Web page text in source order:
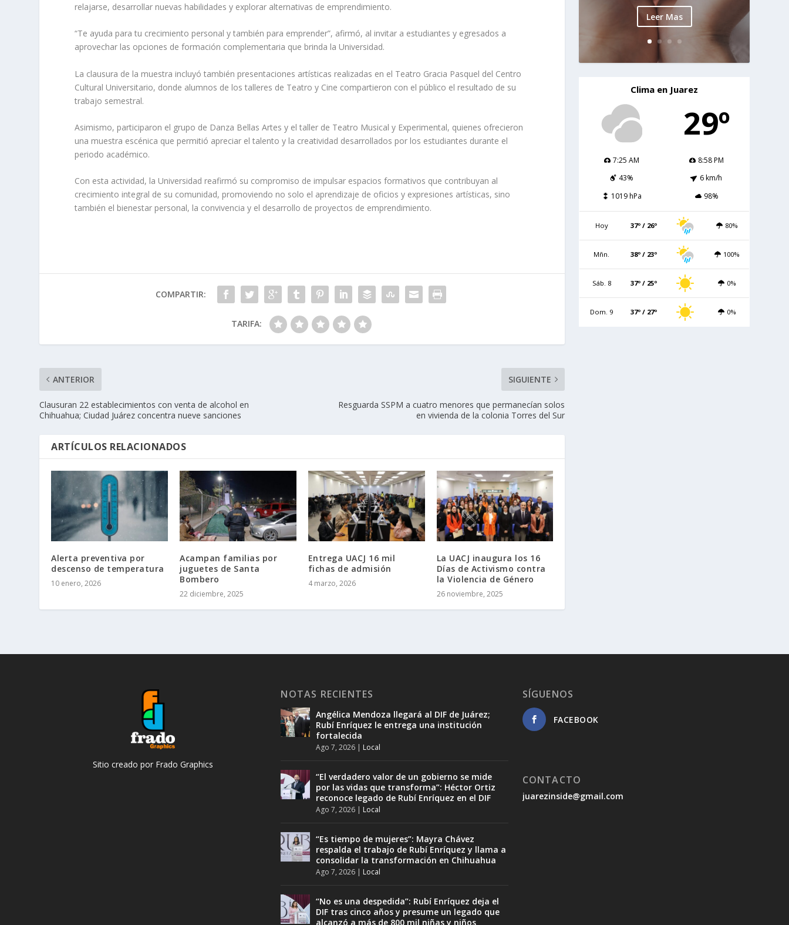
relajarse, desarrollar nuevas habilidades y explorar alternativas de emprendimiento.
“Te ayuda para tu crecimiento personal y también para emprender”, afirmó, al invitar a estudiantes y egresados a
aprovechar las opciones de formación complementaria que brinda la Universidad.
La clausura de la muestra incluyó también presentaciones artísticas realizadas en el Teatro Gracia Pasquel del Centro
Cultural Universitario, donde alumnos de los talleres de Teatro y Cine compartieron con el público el resultado de su
trabajo semestral.
Asimismo, participaron el grupo de Danza Bellas Artes y el taller de Teatro Musical y Experimental, quienes ofrecieron
una muestra escénica que permitió apreciar el talento y la creatividad desarrollados por los estudiantes durante el
periodo académico.
Con esta actividad, la Universidad reafirmó su compromiso de impulsar espacios formativos que contribuyan al
crecimiento integral de su comunidad, promoviendo no solo el aprendizaje de oficios y expresiones artísticas, sino
también el bienestar personal, la convivencia y el desarrollo de proyectos de emprendimiento.
COMPARTIR:
TARIFA:
ANTERIOR
Clausuran 22 establecimientos con venta de alcohol en
Chihuahua; Ciudad Juárez concentra nueve sanciones
SIGUIENTE
Resguarda SSPM a cuatro menores que permanecían solos
en vivienda de la colonia Torres del Sur
ARTÍCULOS RELACIONADOS
Alerta preventiva por
descenso de temperatura
10 enero, 2026
Acampan familias por
juguetes de Santa
Bombero
22 diciembre, 2025
Entrega UACJ 16 mil
fichas de admisión
4 marzo, 2026
La UACJ inaugura los 16
Días de Activismo contra
la Violencia de Género
26 noviembre, 2025
Leer Mas
Clima en Juarez
29º
7:25 AM
8:58 PM
43%
6 km/h
1019 hPa
98%
Hoy 37º / 26º 80%
Mñn. 38º / 23º 100%
Sáb. 8 37º / 25º 0%
Dom. 9 37º / 27º 0%
Sitio creado por Frado Graphics
NOTAS RECIENTES
Angélica Mendoza llegará al DIF de Juárez;
Rubí Enríquez le entrega una institución
fortalecida
Ago 7, 2026 | Local
“El verdadero valor de un gobierno se mide
por las vidas que transforma”: Héctor Ortiz
reconoce legado de Rubí Enríquez en el DIF
Ago 7, 2026 | Local
“Es tiempo de mujeres”: Mayra Chávez
respalda el trabajo de Rubí Enríquez y llama a
consolidar la transformación en Chihuahua
Ago 7, 2026 | Local
“No es una despedida”: Rubí Enríquez deja el
DIF tras cinco años y presume un legado que
alcanzó a más de 800 mil niñas y niños
SÍGUENOS
FACEBOOK
CONTACTO
juarezinside@gmail.com